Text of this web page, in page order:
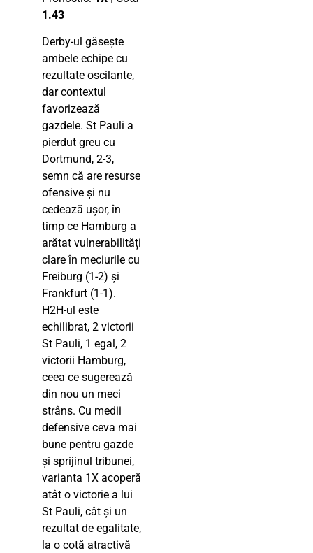
1.43
Derby-ul găsește
ambele echipe cu
rezultate oscilante,
dar contextul
favorizează
gazdele. St Pauli a
pierdut greu cu
Dortmund, 2-3,
semn că are resurse
ofensive și nu
cedează ușor, în
timp ce Hamburg a
arătat vulnerabilități
clare în meciurile cu
Freiburg (1-2) și
Frankfurt (1-1).
H2H-ul este
echilibrat, 2 victorii
St Pauli, 1 egal, 2
victorii Hamburg,
ceea ce sugerează
din nou un meci
strâns. Cu medii
defensive ceva mai
bune pentru gazde
și sprijinul tribunei,
varianta 1X acoperă
atât o victorie a lui
St Pauli, cât și un
rezultat de egalitate,
la o cotă atractivă